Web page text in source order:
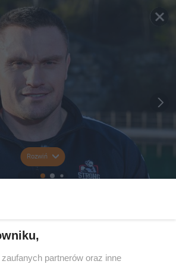
Rozwiń
partnerów oraz inne